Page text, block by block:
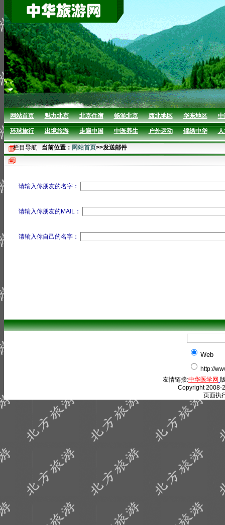
网站首页 魅力北京 北京住宿 畅游北京 西北地区 华东地区 中
环球旅行 出境旅游 走遍中国 中医养生 户外运动 锦绣中华 人
栏目导航 当前位置： 网站首页>>发送邮件
请输入你朋友的名字：
请输入你朋友的MAIL：
请输入你自己的名字：
Web
http://
友情链接:中华医学网
Copyright 2008-
页面执